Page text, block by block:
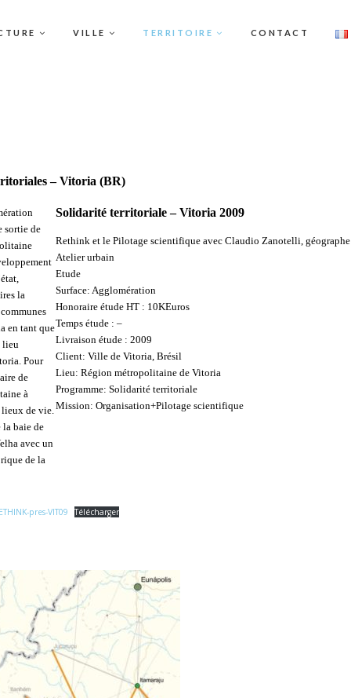
VILLE TERRITOIRE CONTACT
– Vitoria (BR)
sortie de
la
en tant que
lieu
Pour
de
à
lieux de vie.
la baie de
avec un
de la
Solidarité territoriale – Vitoria 2009
Rethink et le Pilotage scientifique avec Claudio Zanotelli, géographe
Atelier urbain
Etude
Surface: Agglomération
Honoraire étude HT : 10KEuros
Temps étude : –
Livraison étude : 2009
Client: Ville de Vitoria, Brésil
Lieu: Région métropolitaine de Vitoria
Programme: Solidarité territoriale
Mission: Organisation+Pilotage scientifique
pres-VIT09 Télécharger